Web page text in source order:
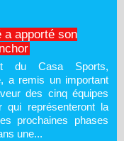
a apporté son
du Casa Sports,
a remis un important
des cinq équipes
qui représenteront la
prochaines phases
une...